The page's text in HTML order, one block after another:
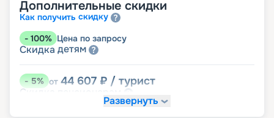
Дополнительные скидки
Как получить скидку
- 100% Цена по запросу
Скидка детям
-5% от 44 607 ₽ / турист
Скидка
Развернуть